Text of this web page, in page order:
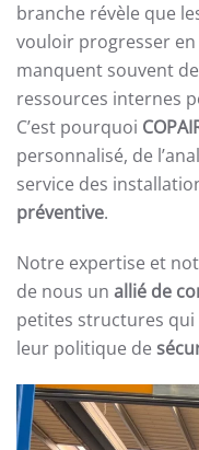
branche révèle que
vouloir progresser en
manquent souvent
ressources internes
C’est pourquoi
personnalisé, de
service des
préventive.
Notre expertise et
de nous un allié de
petites structures
leur politique de